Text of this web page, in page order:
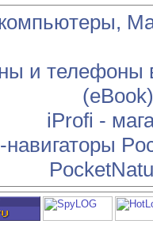
и телефоны
(eBook)
iProfi -
навигаторы